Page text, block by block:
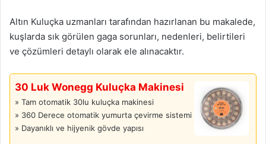
Altın Kuluçka uzmanları tarafından hazırlanan bu makalede,
kuşlarda sık görülen gaga sorunları, nedenleri, belirtileri
ve çözümleri detaylı olarak ele alınacaktır.
30 Luk Wonegg Kuluçka Makinesi
» Tam otomatik 30lu kuluçka makinesi
» 360 Derece otomatik yumurta çevirme sistemi
» Dayanıklı ve hijyenik gövde yapısı